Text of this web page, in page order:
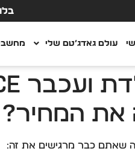
עולם גאדג’טם שלי
את המחיר?
שאתם כבר מרגישים את זה: